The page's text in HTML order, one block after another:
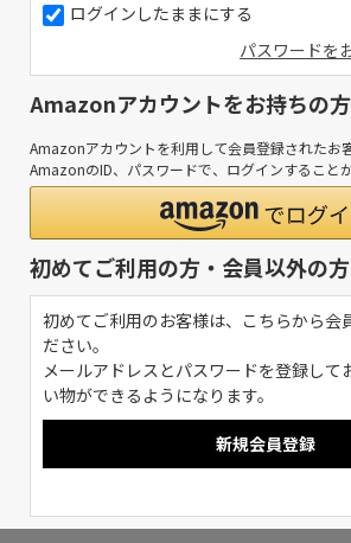
ログインしたままにする
パスワードを
Amazonアカウントをお持ちの方
Amazonアカウントを利用して会員登録されたお客
AmazonのID、パスワードで、ログインすることが
初めてご利用の方・会員以外の方
初めてご利用のお客様は、こちらから会
ださい。
メールアドレスとパスワードを登録して
い物ができるようになります。